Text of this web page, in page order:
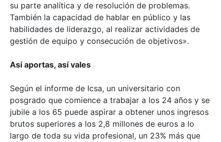
su parte analítica y de resolución de problemas.
También la capacidad de hablar en público y las
habilidades de liderazgo, al realizar actividades de
gestión de equipo y consecución de objetivos».
Así aportas, así vales
Según el informe de Icsa, un universitario con
posgrado que comience a trabajar a los 24 años y se
jubile a los 65 puede aspirar a obtener unos ingresos
brutos superiores a los 2,8 millones de euros a lo
largo de toda su vida profesional, un 23% más que